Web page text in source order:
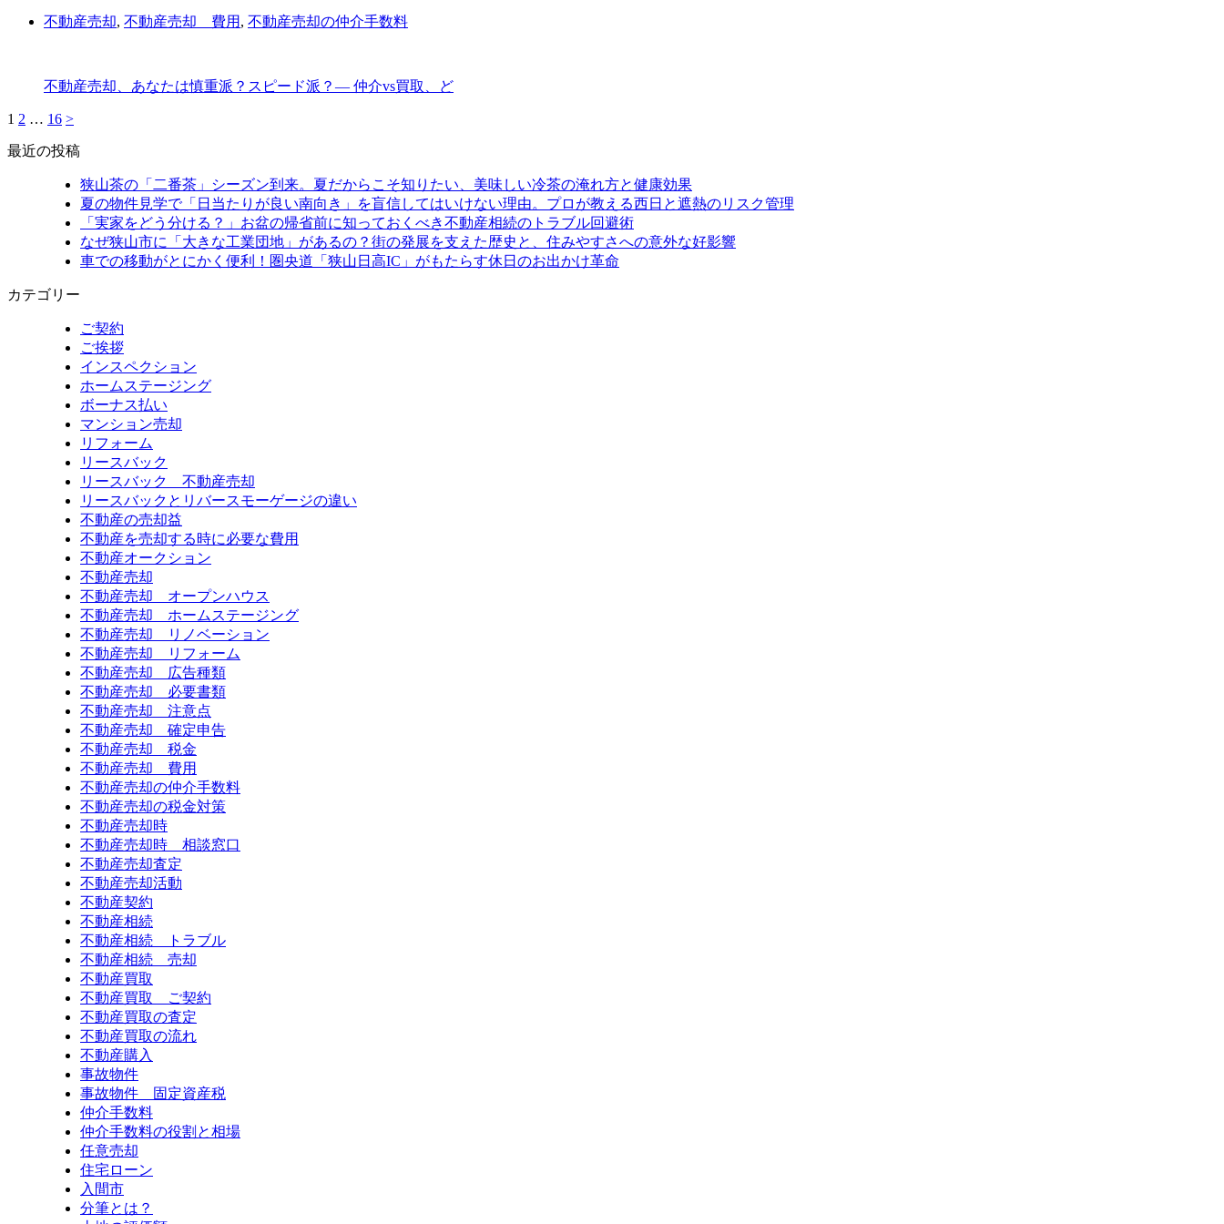
不動産売却, 不動産売却 費用 , 不動産売却の仲介手数料
不動産売却、あなたは慎重派？スピード派？― 仲介vs買取、ど
1 2 … 16 >
最近の投稿
狭山茶の「二番茶」シーズン到来。夏だからこそ知りたい、美味しい冷茶の淹れ方と健康効果
夏の物件見学で「日当たりが良い南向き」を盲信してはいけない理由。プロが教える西日と遮熱のリスク管理
「実家をどう分ける？」お盆の帰省前に知っておくべき不動産相続のトラブル回避術
なぜ狭山市に「大きな工業団地」があるの？街の発展を支えた歴史と、住みやすさへの意外な好影響
車での移動がとにかく便利！圏央道「狭山日高IC」がもたらす休日のお出かけ革命
カテゴリー
ご契約
ご挨拶
インスペクション
ホームステージング
ボーナス払い
マンション売却
リフォーム
リースバック
リースバック 不動産売却
リースバックとリバースモーゲージの違い
不動産の売却益
不動産を売却する時に必要な費用
不動産オークション
不動産売却
不動産売却 オープンハウス
不動産売却 ホームステージング
不動産売却 リノベーション
不動産売却 リフォーム
不動産売却 広告種類
不動産売却 必要書類
不動産売却 注意点
不動産売却 確定申告
不動産売却 税金
不動産売却 費用
不動産売却の仲介手数料
不動産売却の税金対策
不動産売却時
不動産売却時 相談窓口
不動産売却査定
不動産売却活動
不動産契約
不動産相続
不動産相続 トラブル
不動産相続 売却
不動産買取
不動産買取 ご契約
不動産買取の査定
不動産買取の流れ
不動産購入
事故物件
事故物件 固定資産税
仲介手数料
仲介手数料の役割と相場
任意売却
住宅ローン
入間市
分筆とは？